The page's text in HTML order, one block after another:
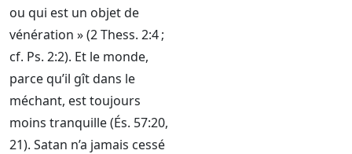
ou qui est un objet de
vénération » (2 Thess. 2:4 ;
cf. Ps. 2:2). Et le monde,
parce qu’il gît dans le
méchant, est toujours
moins tranquille (És. 57:20,
21). Satan n’a jamais cessé